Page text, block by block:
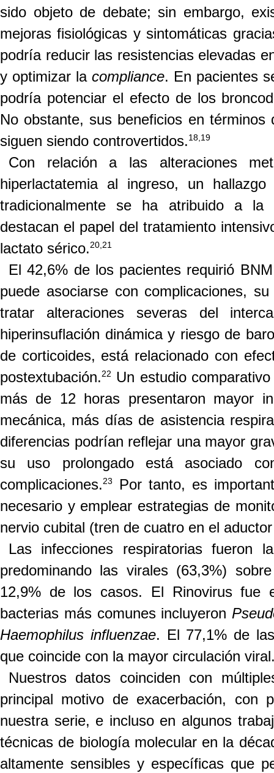
sido objeto de debate; sin embargo,
mejoras fisiológicas y sintomáticas
podría reducir las resistencias elevadas
y optimizar lacompliance. En pacientes
podría potenciar el efecto de los
No obstante, sus beneficios en
siguen siendo controvertidos.18,19
Con relación a las alteraciones
hiperlactatemia al ingreso, un
tradicionalmente se ha atribuido a la
destacan el papel del tratamiento
lactato sérico.20,21
El 42,6% de los pacientes requirió
puede asociarse con complicaciones,
tratar alteraciones severas del
hiperinsuflación dinámica y riesgo de
de corticoides, está relacionado con
postextubación.22
Un estudio
más de 12 horas presentaron mayor
mecánica, más días de asistencia
diferencias podrían reflejar una mayor
su uso prolongado está asociado
complicaciones.23
Por tanto, es
necesario y emplear estrategias de
nervio cubital (tren de cuatro en el
Las infecciones respiratorias fueron
predominando las virales (63,3%)
12,9% de los casos. El Rinovirus fue
bacterias más comunes incluyeron
Haemophilus influenzae. El 77,1% de
que coincide con la mayor circulación
Nuestros datos coinciden con
principal motivo de exacerbación,
nuestra serie, e incluso en algunos
técnicas de biología molecular en la
altamente sensibles y específicas que